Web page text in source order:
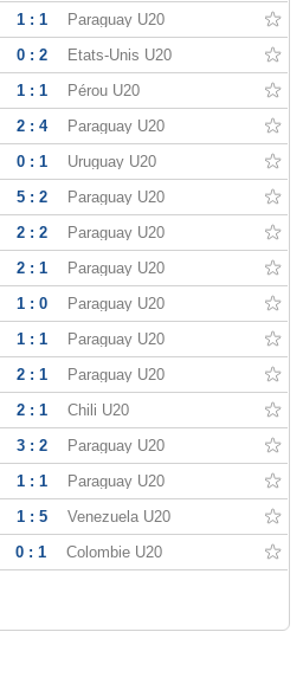
1 : 1 Paraguay U20
0 : 2 États-Unis U20
1 : 1 Pérou U20
2 : 4 Paraguay U20
0 : 1 Uruguay U20
5 : 2 Paraguay U20
2 : 2 Paraguay U20
2 : 1 Paraguay U20
1 : 0 Paraguay U20
1 : 1 Paraguay U20
2 : 1 Paraguay U20
2 : 1 Chili U20
3 : 2 Paraguay U20
1 : 1 Paraguay U20
1 : 5 Venezuela U20
0 : 1 Colombie U20